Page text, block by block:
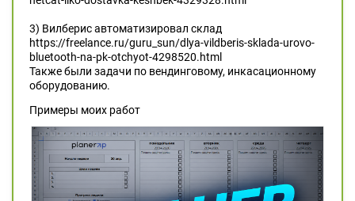
3) Вилберис автоматизировал склад
https://freelance.ru/guru_sun/dlya-vildberis-sklada-urovo-
bluetooth-na-pk-otchyot-4298520.html
Также были задачи по вендинговому, инкасационному
оборудованию.
Примеры моих работ